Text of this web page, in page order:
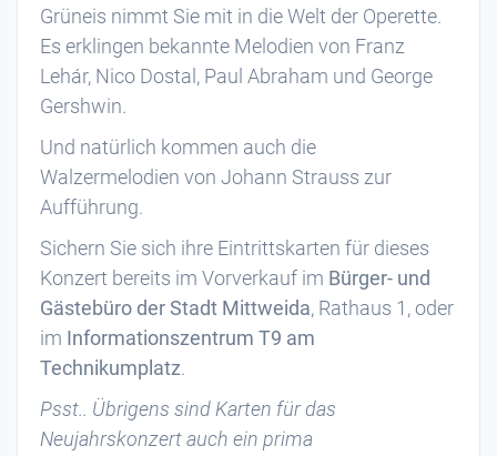
Grüneis nimmt Sie mit in die Welt der Operette.
Es erklingen bekannte Melodien von Franz
Lehár, Nico Dostal, Paul Abraham und George
Gershwin.
Und natürlich kommen auch die
Walzermelodien von Johann Strauss zur
Aufführung.
Sichern Sie sich ihre Eintrittskarten für dieses
Konzert bereits im Vorverkauf im Bürger- und
Gästebüro der Stadt Mittweida, Rathaus 1, oder
im Informationszentrum T9 am
Technikumplatz.
Psst.. Übrigens sind Karten für das
Neujahrskonzert auch ein prima